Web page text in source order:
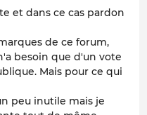
et dans ce cas pardon
de ce forum,
besoin que d'un vote
Mais pour ce qui
peu inutile mais je